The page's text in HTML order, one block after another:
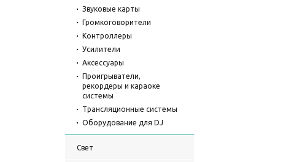
Звуковые карты
Громкоговорители
Контроллеры
Усилители
Аксессуары
Проигрыватели,
рекордеры и караоке
системы
Трансляционные системы
Оборудование для DJ
Свет